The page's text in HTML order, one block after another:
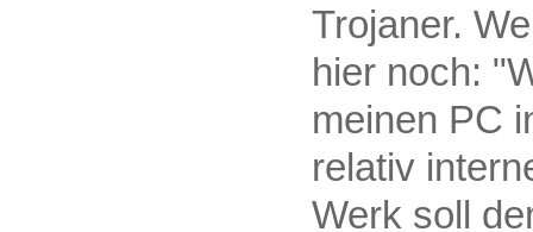
Trojaner.
hier noch:
meinen PC
relativ
Werk soll